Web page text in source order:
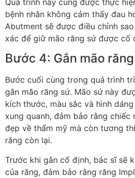
Quá trình này cũng được thực
bệnh nhân không cảm thấy đau
Abutment sẽ được điều chỉnh
xác để giữ mão răng sứ được cố
Bước 4: Gắn mão
Bước cuối cùng trong quá trình
gắn mão răng sứ. Mão sứ này
kích thước, màu sắc và hình
xung quanh, đảm bảo rằng chiếc
đẹp về thẩm mỹ mà còn tương
răng còn lại.
Trước khi gắn cố định, bác sĩ sẽ
của răng, đảm bảo rằng răng